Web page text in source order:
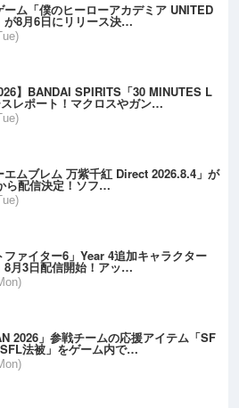
ーム「僕のヒーローアカデミア UNITED
が8月6日にリリース決…
】BANDAI SPIRITS「30 MINUTES L
レポート！マクロスやガン…
エムブレム 万紫千紅 Direct 2026.8.4」が
ら配信決定！ソフ…
ファイター6」Year 4追加キャラクター
8月3日配信開始！アッ…
2026」参戦チームの応援アイテム「SF
法被」をゲーム内で…